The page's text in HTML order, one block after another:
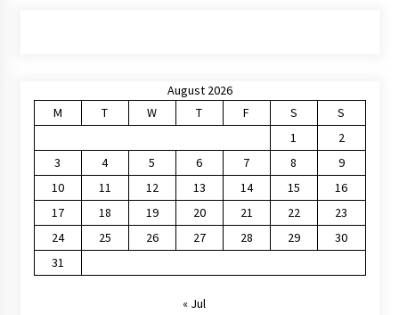
August 2026
M
T W T F S
S
1
2
3
4 5 6 7 8
9
10
11 12 13 14 15
16
17
18 19 20 21 22
23
24
25 26 27 28 29
30
31
« Jul